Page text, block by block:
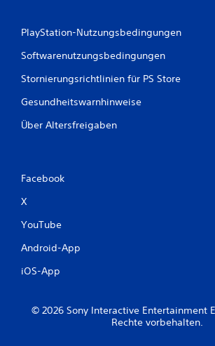
s
p
e
l
p
n
s
PlayStation-Nutzungsbedingungen
Softwarenutzungsbedingungen
Stornierungsrichtlinien für PS Store
Gesundheitswarnhinweise
Über Altersfreigaben
Facebook
X
YouTube
Android-App
iOS-App
© 2026 Sony Interactive Entertainment
Rechte vorbehalten.